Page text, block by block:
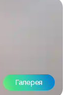
Галерея